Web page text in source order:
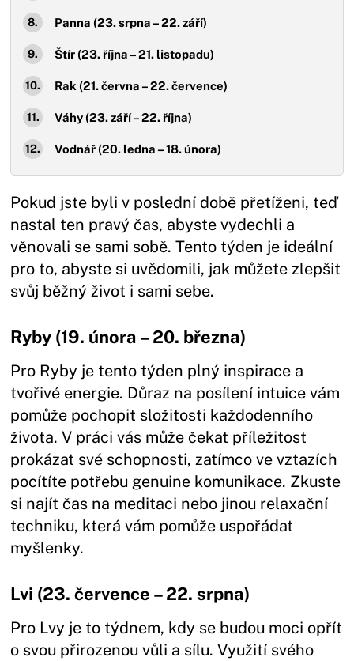
Panna (23. srpna – 22. září)
Štír (23. října – 21. listopadu)
Rak (21. června – 22. července)
Váhy (23. září – 22. října)
Vodnář (20. ledna – 18. února)
Pokud jste byli v poslední době přetíženi, teď
nastal ten pravý čas, abyste vydechli a
věnovali se sami sobě. Tento týden je ideální
pro to, abyste si uvědomili, jak můžete zlepšit
svůj běžný život i sami sebe.
Ryby (19. února – 20. března)
Pro Ryby je tento týden plný inspirace a
tvořivé energie. Důraz na posílení intuice vám
pomůže pochopit složitosti každodenního
života. V práci vás může čekat příležitost
prokázat své schopnosti, zatímco ve vztazích
pocítíte potřebu genuine komunikace. Zkuste
si najít čas na meditaci nebo jinou relaxační
techniku, která vám pomůže uspořádat
myšlenky.
Lvi (23. července – 22. srpna)
Pro Lvy je to týdnem, kdy se budou moci opřít
o svou přirozenou vůli a sílu. Využití svého